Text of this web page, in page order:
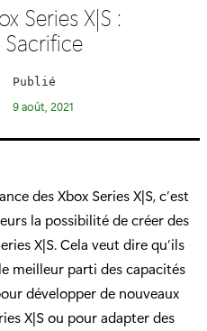
Series X|S :
Sacrifice
Publié
9 août, 2021
des Xbox Series X|S, c’est
la possibilité de créer des
X|S. Cela veut dire qu’ils
meilleur parti des capacités
développer de nouveaux
X|S ou pour adapter des